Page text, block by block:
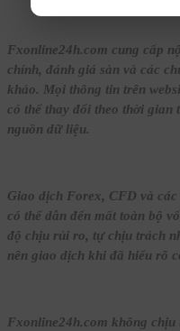
Fxonline24h.com cung cấp
chính, đánh giá sàn và các
khảo. Mọi thông tin trên
có thể thay đổi theo thời gian
nguồn dữ liệu.
Giao dịch Forex, CFD và
có thể dẫn đến mất toàn bộ
độ chịu rủi ro, tự chịu trách
nên giao dịch khi đã hiểu rõ
Fxonline24h.com không